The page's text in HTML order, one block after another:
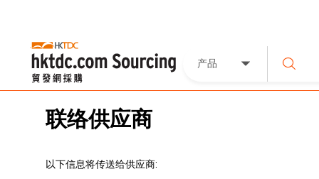
产品
联络供应商
以下信息将传送给供应商: